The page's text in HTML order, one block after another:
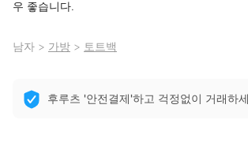
우 좋습니다.
남자 > 가방 > 토트백
후루츠 '안전결제'하고 걱정없이 거래하